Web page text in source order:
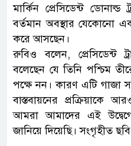
মার্কিন প্রেসিডেন্ট
বর্তমান অবস্থার যেকোনো
করে আসছেন।
রুবিও বলেন, প্রেসিডেন্ট
বলেছেন যে তিনি পশ্চিম
পক্ষে নন। কারণ এটি গাজা
বাস্তবায়নের প্রক্রিয়াকে
আমরা আমাদের এই
জানিয়ে দিয়েছি। সংগৃহীত ছবি